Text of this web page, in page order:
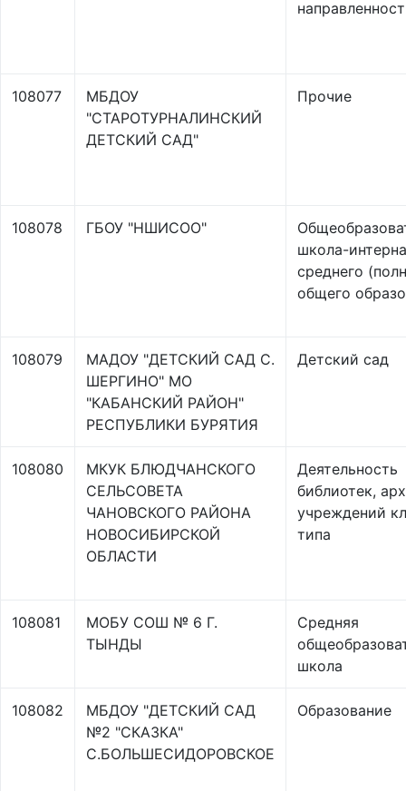
108077
МБДОУ
"СТАРОТУРНАЛИНСКИЙ
ДЕТСКИЙ САД"
Прочие
108078 ГБОУ "НШИСОО"
школа-
среднего
общего
108079
МАДОУ "ДЕТСКИЙ САД С.
ШЕРГИНО" МО
"КАБАНСКИЙ РАЙОН"
РЕСПУБЛИКИ БУРЯТИЯ
Детский сад
108080
МКУК БЛЮДЧАНСКОГО
СЕЛЬСОВЕТА
ЧАНОВСКОГО РАЙОНА
НОВОСИБИРСКОЙ
ОБЛАСТИ
Деятельность
библиотек,
учреждений
типа
108081
МОБУ СОШ № 6 Г.
ТЫНДЫ
Средняя
школа
108082
МБДОУ "ДЕТСКИЙ САД
№2 "СКАЗКА"
С.БОЛЬШЕСИДОРОВСКОЕ
Образование